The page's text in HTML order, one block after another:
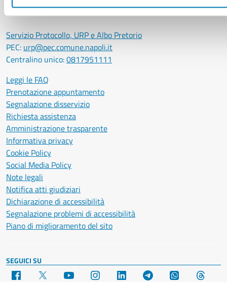
LEI: 8156007FF4DEB97ABA09
Servizio Protocollo, URP e Albo Pretorio
PEC: urp@pec.comune.napoli.it
Centralino unico:0817951111
Leggi le FAQ
Prenotazione appuntamento
Segnalazione disservizio
Richiesta assistenza
Amministrazione trasparente
Informativa privacy
Cookie Policy
Social Media Policy
Note legali
Notifica atti giudiziari
Dichiarazione di accessibilità
Segnalazione problemi di accessibilità
Piano di miglioramento del sito
SEGUICI SU
Facebook YouTube Instagram LinkedIn Telegram WhatsApp